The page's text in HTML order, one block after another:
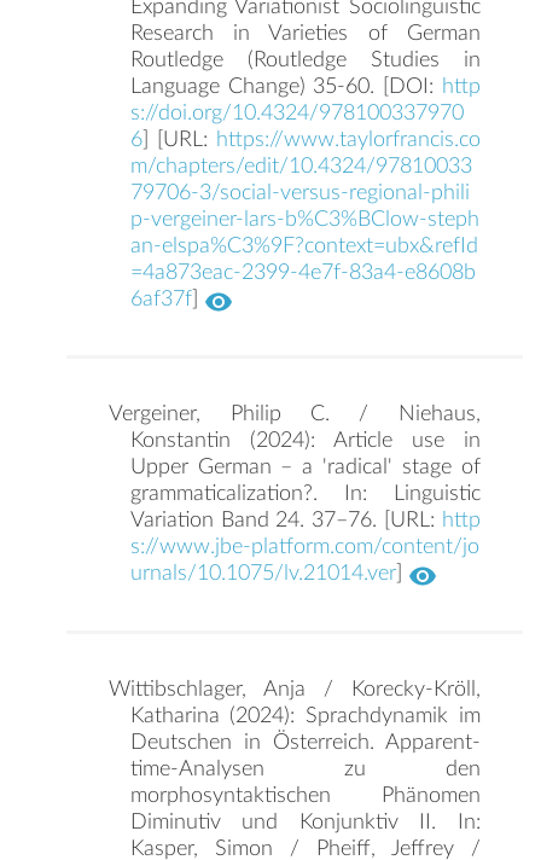
Expanding Variationist Sociolinguistic
Research in Varieties of German
Routledge (Routledge Studies in
Language Change) 35-60. [DOI: http
s://doi.org/10.4324/978100337970
6] [URL: https://www.taylorfrancis.co
m/chapters/edit/10.4324/97810033
79706-3/social-versus-regional-phili
p-vergeiner-lars-b%C3%BClow-steph
an-elspa%C3%9F?context=ubx&refId
=4a873eac-2399-4e7f-83a4-e8608b
6af37f]
Wittibschlager, Anja / Korecky-Kröll,
Katharina (2024): Sprachdynamik im
Deutschen in Österreich. Apparent-
time-Analysen zu den
morphosyntaktischen Phänomen
Diminutiv und Konjunktiv II. In:
Kasper, Simon / Pheiff, Jeffrey /
Vergeiner, Philip C. / Niehaus,
Konstantin (2024): Article use in
Upper German – a 'radical' stage of
grammaticalization?. In: Linguistic
Variation Band 24. 37–76. [URL: http
s://www.jbe-platform.com/content/jo
urnals/10.1075/lv.21014.ver]